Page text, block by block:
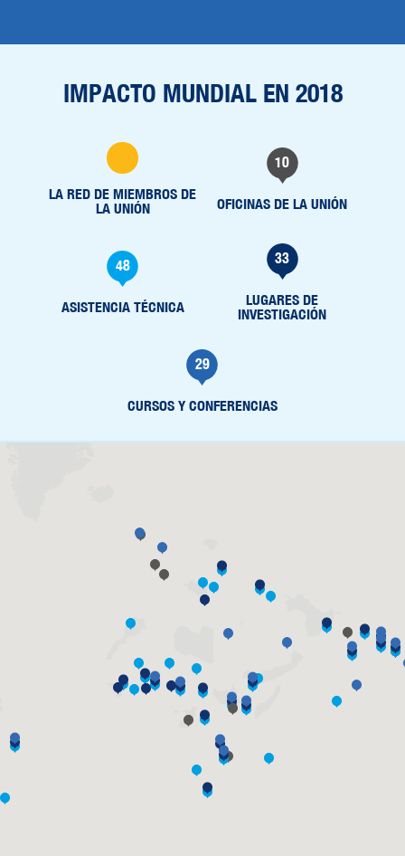
IMPACTO MUNDIAL EN 2018
LA RED DE MIEMBROS DE
LA UNIÓN
10
OFICINAS DE LA UNIÓN
48
ASISTENCIA TÉCNICA
33
LUGARES DE
INVESTIGACIÓN
29
CURSOS Y CONFERENCIAS